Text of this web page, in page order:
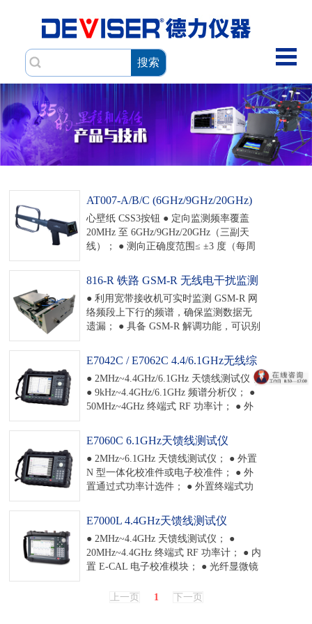
搜索
AT007-A/B/C (6GHz/9GHz/20GHz)
手持一体化测向定位仪
心壁纸 CSS3按钮 ● 定向监测频率覆盖
20MHz 至 6GHz/9GHz/20GHz（三副天
线）； ● 测向正确度范围≤ ±3 度（每周
谱仪平台的全功能（9kHz-20GHz）； ●
定向天线和接收机一体化； ● 操作轻
便、重量小于 1.3 公斤； ● 2G/4G/5G 通
信信号的频谱分析； ● 发射机杂散、
GNSS 航空干扰排查； ● USB 接口（可
（双电池）； ● 体积：
313mm×218mm×154mm（不含天线） ●
经济型使用更简便。
816-R 铁路 GSM-R 无线电干扰监测
模块
● 利用宽带接收机可实时监测 GSM-R 网
络频段上下行的频谱，确保监测数据无
遗漏； ● 具备 GSM-R 解调功能，可识别
GSM-R 及 GSM 频段的系统消息，包括
解析 BCCH 信道内容 MCC、MNC、
LAC、CI、BSIC 以及计算 C1、C2 等，
确保信号分析的准确性； ● 支持同时进
行 GSM-R 监测和宽带频谱监测，确保干
扰类型，包括同频干扰、邻频干扰、互
调干扰、阻塞干扰等，并提供干扰告警
功能，大幅提高干扰识别效率及准确
率； ● 具备灵活的通信接口，支持任务
书自动检测与任务执行，实现自动化的
制，使用便捷。
E7042C / E7062C 4.4/6.1GHz无线综
合测试仪
● 2MHz~4.4GHz/6.1GHz 天馈线测试仪；
● 9kHz~4.4GHz/6.1GHz 频谱分析仪； ●
50MHz~4GHz 终端式 RF 功率计； ● 外
模块； ● 配置干扰分析功能； ● 光纤显
微镜选件； ● 外置 GNSS 选件； ● 6.5
吋液晶。
E7060C 6.1GHz天馈线测试仪
● 2MHz~6.1GHz 天馈线测试仪； ● 外置
N 型一体化校准件或电子校准件； ● 外
置通过式功率计选件； ● 外置终端式功
E7000L 4.4GHz天馈线测试仪
● 2MHz~4.4GHz 天馈线测试仪； ●
20MHz~4.4GHz 终端式 RF 功率计； ● 内
置 E-CAL 电子校准模块； ● 光纤显微镜
● 外置 GNSS 选件； ● 7 吋液晶。
上一页 1 下一页